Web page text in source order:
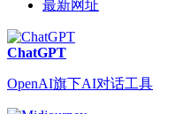
最新网址
ChatGPT
OpenAI旗下AI对话工具